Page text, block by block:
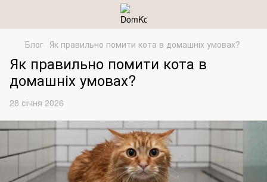
Блог Як правильно помити кота в домашніх умовах?
Як правильно помити кота в
домашніх умовах?
28 січня 2026